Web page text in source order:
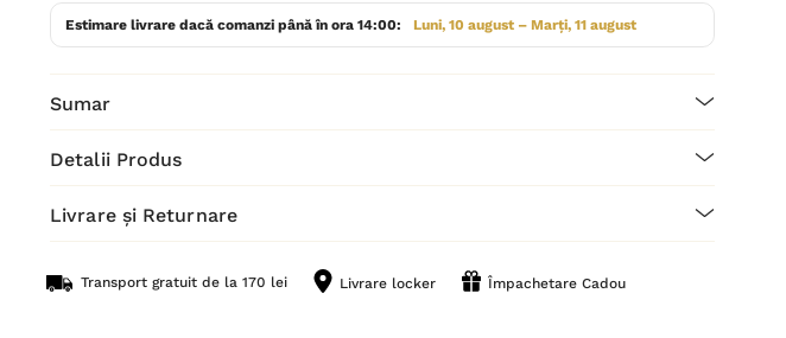
Estimare livrare dacă comanzi până în ora 14:00: Luni, 10 august – Marți, 11 august
Sumar
Detalii Produs
Livrare și Returnare
Transport gratuit de la 170 lei Livrare locker Împachetare Cadou